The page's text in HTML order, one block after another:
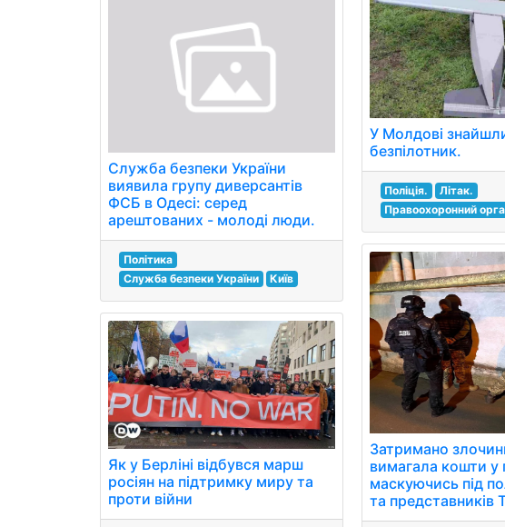
Служба безпеки України
виявила групу диверсантів
ФСБ в Одесі: серед
арештованих - молоді люди.
Політика
Служба безпеки України
Київ
Як у Берліні відбувся марш
росіян на підтримку миру та
проти війни
У Молдові
безпілотник.
Поліція.
Літак.
Правоохоронний
Затримано
вимагала кошти у
маскуючись під
та